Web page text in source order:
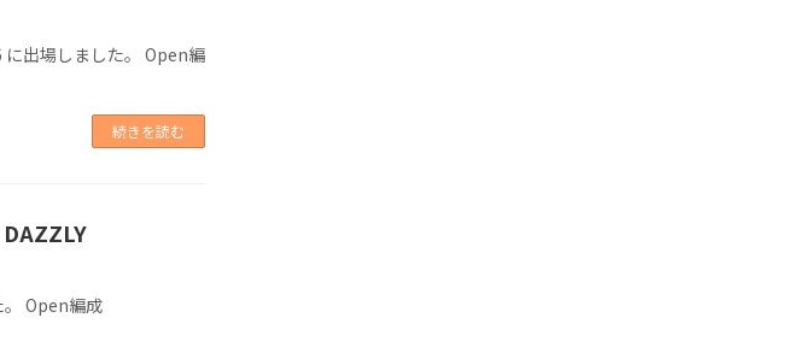
出場しました。 Open編
続きを読む
Open編成